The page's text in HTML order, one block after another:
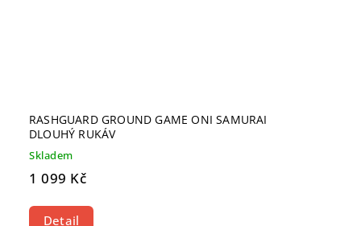
RASHGUARD GROUND GAME ONI SAMURAI
DLOUHÝ RUKÁV
Skladem
1 099 Kč
Detail